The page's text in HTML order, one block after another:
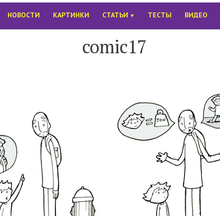
НОВОСТИ КАРТИНКИ СТАТЬИ ▼ ТЕСТЫ ВИДЕО
comic17